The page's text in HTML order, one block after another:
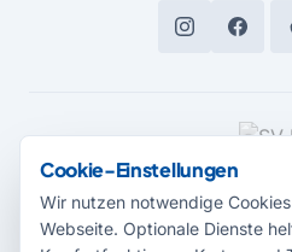
MEDIENPARTNER
Cookie-Einstellungen
Wir nutzen notwendige
Webseite. Optionale Dienste